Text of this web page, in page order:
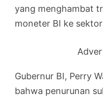
yang menghambat
moneter BI ke
Gubernur BI, Perry
bahwa penurunan